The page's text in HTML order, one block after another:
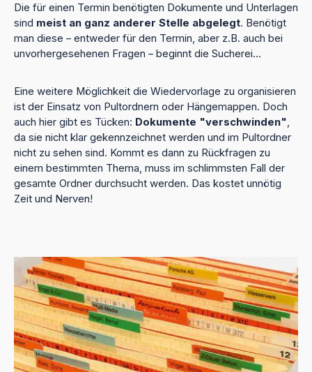
Die für einen Termin benötigten Dokumente und Unterlagen
sind meist an ganz anderer Stelle abgelegt. Benötigt
man diese – entweder für den Termin, aber z.B. auch bei
unvorhergesehenen Fragen – beginnt die Sucherei...
Eine weitere Möglichkeit die Wiedervorlage zu organisieren
ist der Einsatz von Pultordnern oder Hängemappen. Doch
auch hier gibt es Tücken: Dokumente "verschwinden"
da sie nicht klar gekennzeichnet werden und im Pultordner
nicht zu sehen sind. Kommt es dann zu Rückfragen zu
einem bestimmten Thema, muss im schlimmsten Fall der
gesamte Ordner durchsucht werden. Das kostet unnötig
Zeit und Nerven!